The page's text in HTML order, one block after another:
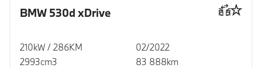
BMW 530d xDrive
210kW / 286KM
2993cm3
02/2022
83 888km